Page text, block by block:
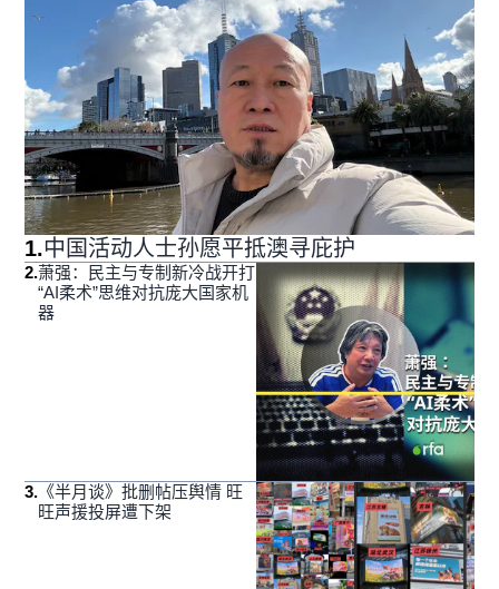
1.中国活动人士孙愿平抵澳寻庇护
2.萧强：民主与专制新冷战开打
“AI柔术”思维对抗庞大国家机
器
3. 《半月谈》批删帖压舆情 旺
旺声援投屏遭下架